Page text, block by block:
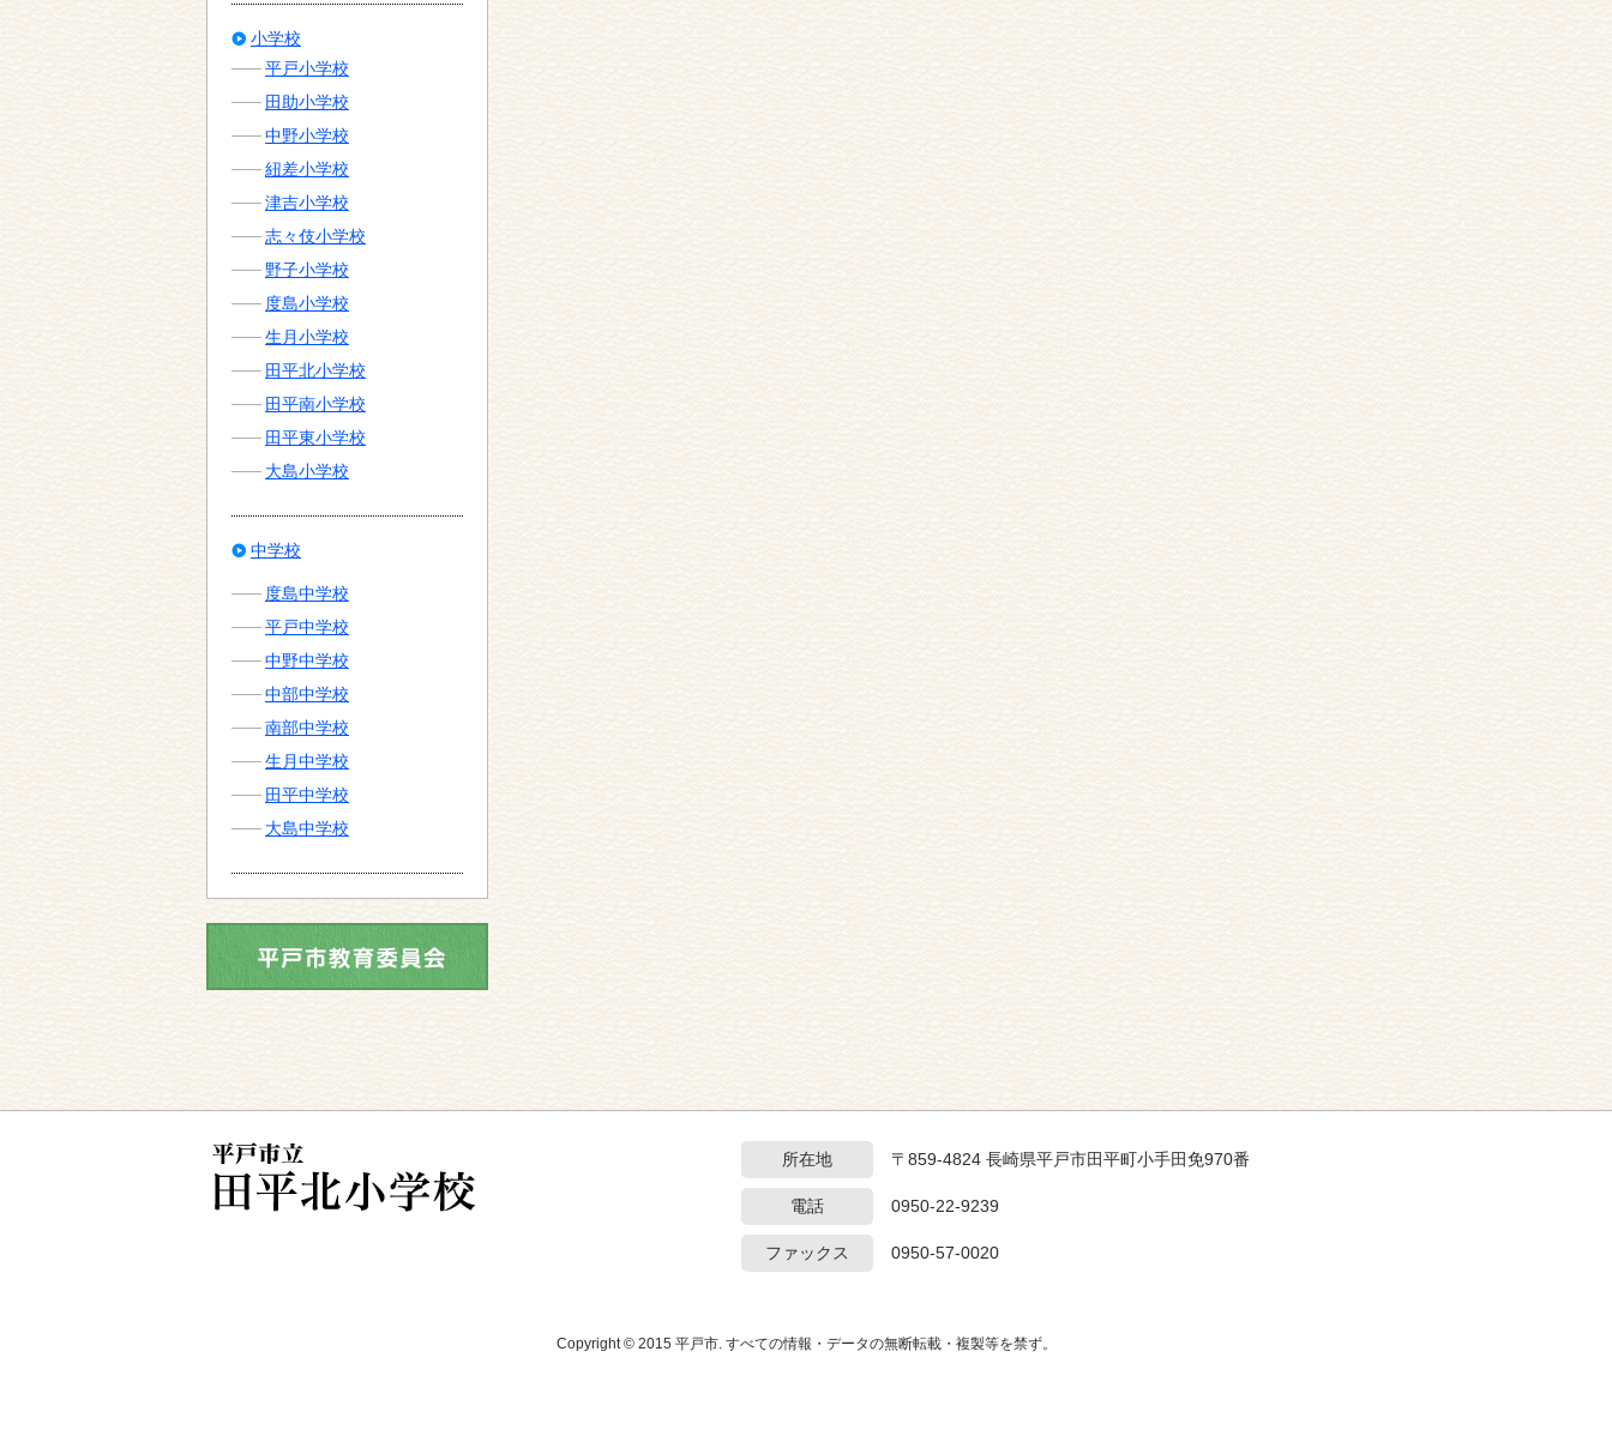
小学校
平戸小学校
田助小学校
中野小学校
紐差小学校
津吉小学校
志々伎小学校
野子小学校
度島小学校
生月小学校
田平北小学校
田平南小学校
田平東小学校
大島小学校
中学校
度島中学校
平戸中学校
中野中学校
中部中学校
南部中学校
生月中学校
田平中学校
大島中学校
所在地 〒859-4824 長崎県平戸市田平町小手田免970番
電話 0950-22-9239
ファックス 0950-57-0020
Copyright © 2015 平戸市. すべての情報・データの無断転載・複製等を禁ず。